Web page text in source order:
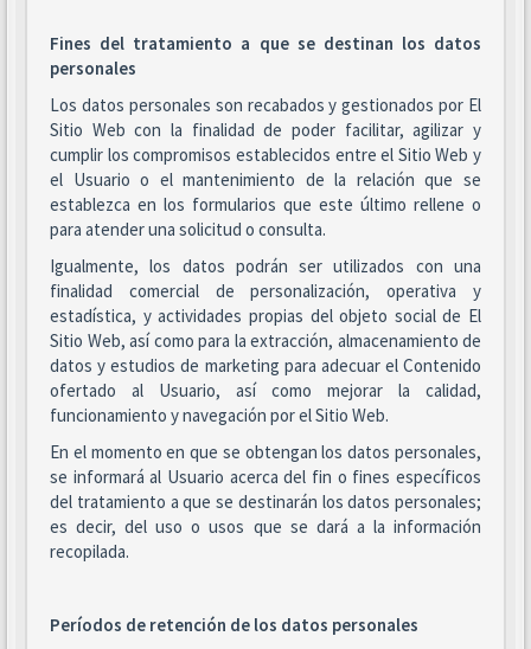
Fines del tratamiento a que se destinan los datos
personales
Los datos personales son recabados y gestionados por El
Sitio Web con la finalidad de poder facilitar, agilizar y
cumplir los compromisos establecidos entre el Sitio Web y
el Usuario o el mantenimiento de la relación que se
establezca en los formularios que este último rellene o
para atender una solicitud o consulta.
Igualmente, los datos podrán ser utilizados con una
finalidad comercial de personalización, operativa y
estadística, y actividades propias del objeto social de El
Sitio Web, así como para la extracción, almacenamiento de
datos y estudios de marketing para adecuar el Contenido
ofertado al Usuario, así como mejorar la calidad,
funcionamiento y navegación por el Sitio Web.
En el momento en que se obtengan los datos personales,
se informará al Usuario acerca del fin o fines específicos
del tratamiento a que se destinarán los datos personales;
es decir, del uso o usos que se dará a la información
recopilada.
Períodos de retención de los datos personales